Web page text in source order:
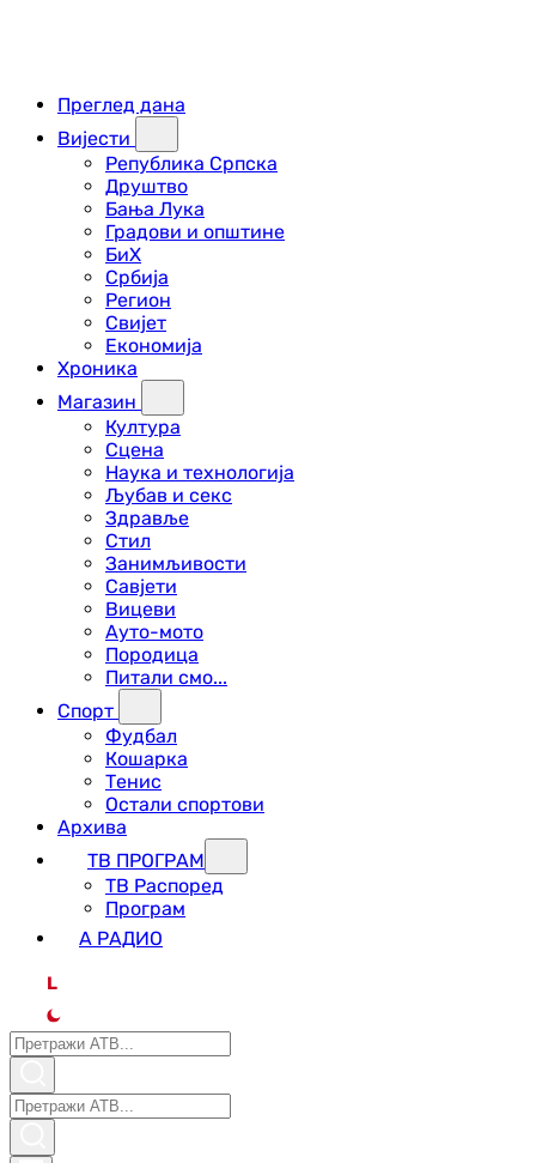
Преглед дана
Вијести
Република Српска
Друштво
Бања Лука
Градови и општине
БиХ
Србија
Регион
Свијет
Економија
Хроника
Магазин
Култура
Сцена
Наука и технологија
Љубав и секс
Здравље
Стил
Занимљивости
Савјети
Вицеви
Ауто-мото
Породица
Питали смо...
Спорт
Фудбал
Кошарка
Тенис
Остали спортови
Архива
ТВ ПРОГРАМ
ТВ Распоред
Програм
А РАДИО
L